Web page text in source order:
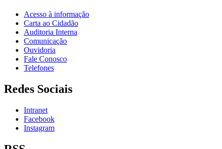
Acesso à informação
Carta ao Cidadão
Auditoria Interna
Comunicação
Ouvidoria
Fale Conosco
Telefones
Redes Sociais
Intranet
Facebook
Instagram